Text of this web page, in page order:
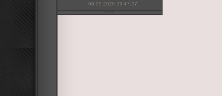
08.05.2026 23:47:27